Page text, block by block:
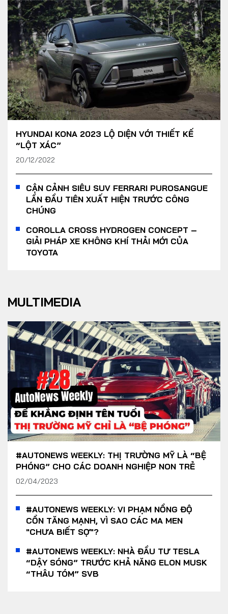
HYUNDAI KONA 2023 LỘ DIỆN VỚI THIẾT KẾ
“LỘT XÁC”
20/12/2022
CẬN CẢNH SIÊU SUV FERRARI PUROSANGUE
LẦN ĐẦU TIÊN XUẤT HIỆN TRƯỚC CÔNG
CHÚNG
COROLLA CROSS HYDROGEN CONCEPT –
GIẢI PHÁP XE KHÔNG KHÍ THẢI MỚI CỦA
TOYOTA
MULTIMEDIA
#AUTONEWS WEEKLY: THỊ TRƯỜNG MỸ LÀ “BỆ
PHÓNG” CHO CÁC DOANH NGHIỆP NON TRẺ
02/04/2023
#AUTONEWS WEEKLY: VI PHẠM NỒNG ĐỘ
CỒN TĂNG MẠNH, VÌ SAO CÁC MA MEN
"CHƯA BIẾT SỢ"?
#AUTONEWS WEEKLY: NHÀ ĐẦU TƯ TESLA
“DẬY SÓNG” TRƯỚC KHẢ NĂNG ELON MUSK
“THÂU TÓM” SVB